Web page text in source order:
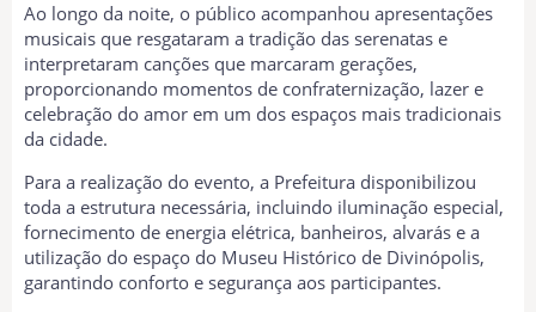
Ao longo da noite, o público acompanhou apresentações
musicais que resgataram a tradição das serenatas e
interpretaram canções que marcaram gerações,
proporcionando momentos de confraternização, lazer e
celebração do amor em um dos espaços mais tradicionais
da cidade.
Para a realização do evento, a Prefeitura disponibilizou
toda a estrutura necessária, incluindo iluminação especial,
fornecimento de energia elétrica, banheiros, alvarás e a
utilização do espaço do Museu Histórico de Divinópolis,
garantindo conforto e segurança aos participantes.